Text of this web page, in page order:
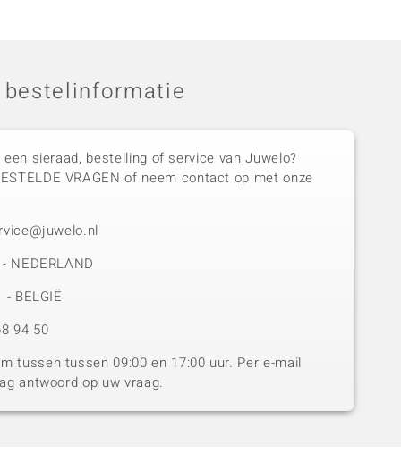
sieraad, bestelling of service van Juwelo?
VRAGEN of neem contact op met onze
NEDERLAND
BELGIË
94 50
tussen tussen 09:00 en 17:00 uur. Per e-mail
antwoord op uw vraag.